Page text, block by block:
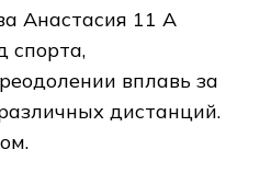
Анастасия 11 А
спорта,
вплавь за
дистанций.